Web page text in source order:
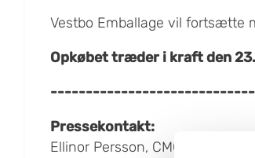
Vestbo Emballage vil fortsætte
Opkøbet træder i kraft den
Pressekontakt:
Ellinor Persson, CMO, Boxon